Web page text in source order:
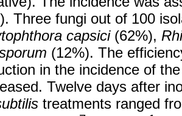
Three fungi out of 100
capsici(62%),
(12%). The
in the incidence of
Twelve days after
treatments ranged